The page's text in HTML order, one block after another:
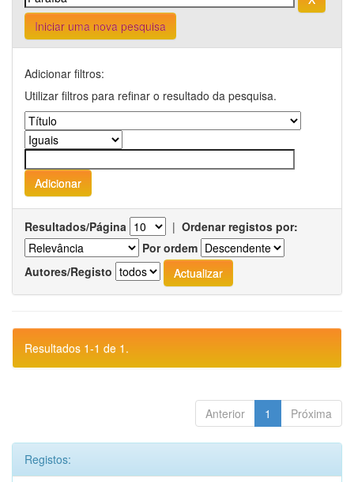
Iniciar uma nova pesquisa
Adicionar filtros:
Utilizar filtros para refinar o resultado da pesquisa.
Resultados/Página | Ordenar registos por:
Por ordem
Autores/Registo
Resultados 1-1 de 1.
Anterior 1 Próxima
Registos: